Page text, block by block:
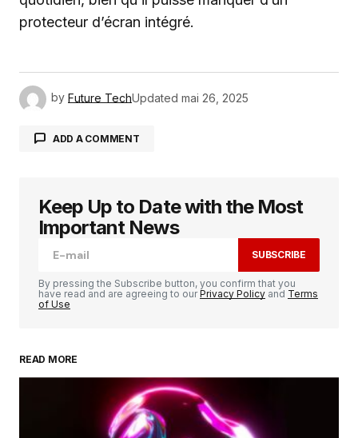
protecteur d’écran intégré.
by Future TechUpdated mai 26, 2025
ADD A COMMENT
Votre adresse e-mail ne sera pas publiée. Les
champs obligatoires sont indiqués avec
Your Name
Your E-mail*
Keep Up to Date with the Most
Important News
SUBSCRIBE
By pressing the Subscribe button, you confirm that you
have read and are agreeing to ourPrivacy Policy and Terms
of Use
READ MORE